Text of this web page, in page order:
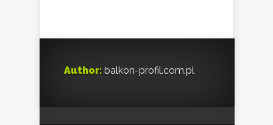
Author: balkon-profil.com.pl